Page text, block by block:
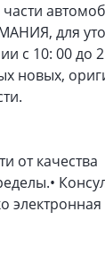
для
с 10: 00 до
новых,
от качества